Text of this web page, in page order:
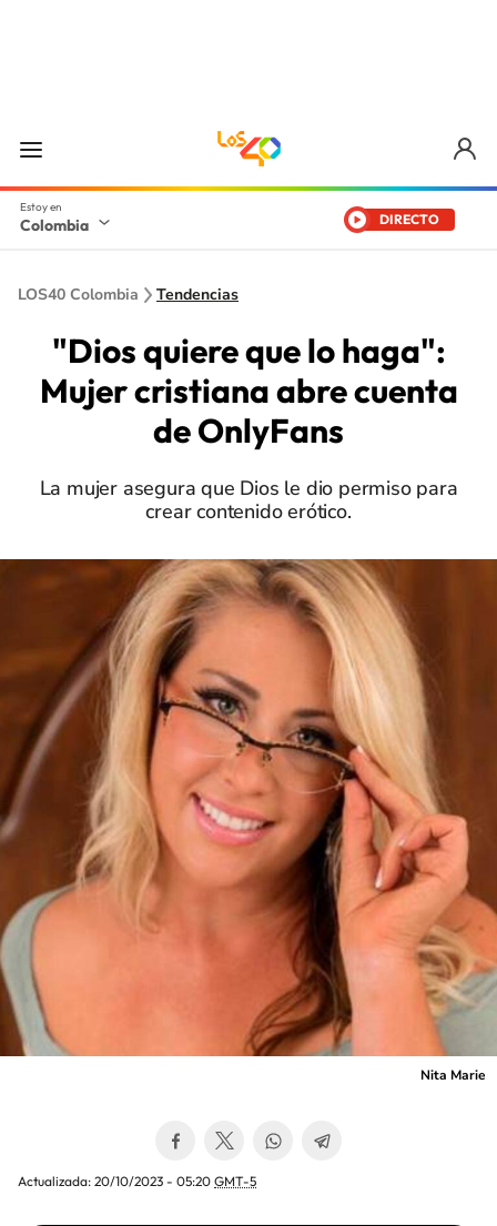
Colombia DIRECTO
LOS40 Colombia Tendencias
"Dios quiere que lo haga":
Mujer cristiana abre cuenta
de OnlyFans
La mujer asegura que Dios le dio permiso para
crear contenido erótico.
Nita Marie
Actualizada: 20/10/2023 - 05:20 GMT-5